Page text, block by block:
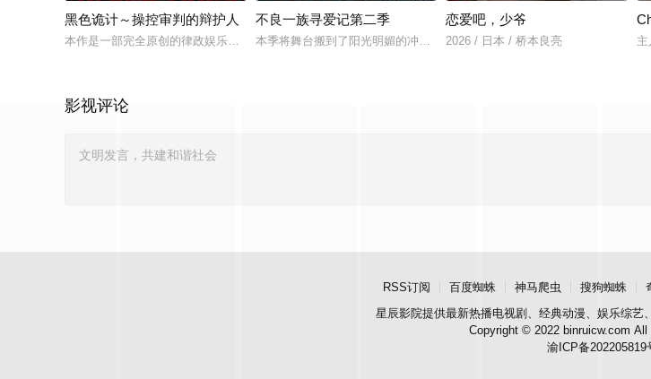
黑色诡计～操控审判的辩护人
本作是一部完全原创的律政娱乐作品，讲述了“捏造天才”且能力卓越的律师·浦真鷲直人，为对抗巨大权力为了逃避
不良一族寻爱记第二季
本季将舞台搬到了阳光明媚的冲绳，来自日本各地的暴走族与不良男女齐聚
恋爱吧，少爷
2026 / 日本 / 桥本良亮
影视评论
RSS订阅 百度蜘蛛 神马爬虫 搜狗蜘蛛
星辰影院提供最新热播电视剧、经典动漫、娱乐综艺
Copyright © 2022 binruicw.com All
渝ICP备202205819